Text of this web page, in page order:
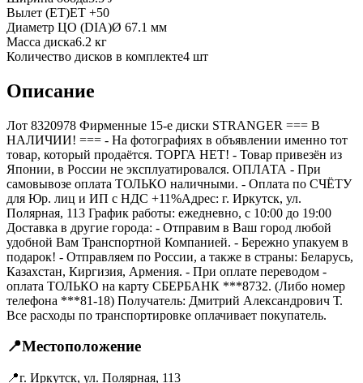
Вылет (ET)ET +50
Диаметр ЦО (DIA)Ø 67.1 мм
Масса диска6.2 кг
Количество дисков в комплекте4 шт
Описание
Лот 8320978 Фирменные 15-е диски STRANGER === B
НАЛИЧИИ! === - На фотографиях в объявлении именно тот
товар, который продаётся. ТОРГА НЕТ! - Товар привезён из
Японии, в России не эксплуатировался. ОПЛАТА - При
самовывозе оплата ТОЛЬКО наличными. - Оплата по СЧЁТУ
для Юр. лиц и ИП с НДС +11%Адрес: г. Иркутск, ул.
Полярная, 113 График работы: ежедневно, с 10:00 до 19:00
Доставка в другие города: - Отправим в Ваш город любой
удобной Вам Транспортной Компанией. - Бережно упакуем в
подарок! - Отправляем по России, а также в страны: Беларусь,
Казахстан, Киргизия, Армения. - При оплате переводом -
оплата ТОЛЬКО на карту СБЕРБАНК ***8732. (Либо номер
телефона ***81-18) Получатель: Дмитрий Александрович Т.
Все расходы по транспортировке оплачивает покупатель.
📍Местоположение
📍г. Иркутск, ул. Полярная, 113